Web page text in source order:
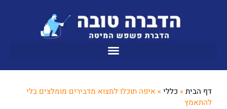
דף הבית»כללי»איפה תוכלו למצוא מדבירים מומלצים בלי
להתאמץ